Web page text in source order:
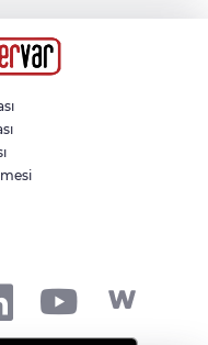
sahillerdeki
operasyonlarında